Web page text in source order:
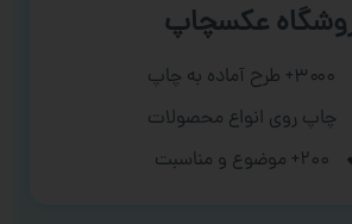
عکسچاپ
۳۰۰۰+ طرح آماده به چاپ
چاپ روی انواع محصولات
۲۰۰+ موضوع و مناسبت